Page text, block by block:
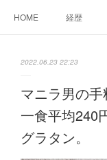
HOME 経歴
移動出来て、工場で作
2022.06.23 22:23
マニラ男の
一食平均240
グラタン。